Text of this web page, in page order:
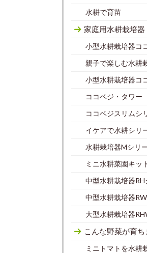
水耕で育苗
家庭用水耕栽培器
小型水耕栽培器コ
親子で楽しむ水耕
小型水耕栽培器コ
ココベジ・タワ
ココベジスリムシ
イケアで水耕シリ
水耕栽培器Mシリ
ミニ水耕菜園キッ
中型水耕栽培器
中型水耕栽培器
大型水耕栽培器
こんな野菜が育ち
ミニトマトを水耕